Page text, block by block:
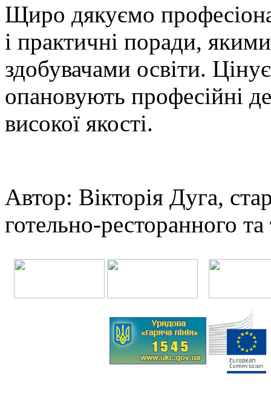
Щиро дякуємо
і практичні поради,
здобувачами освіти.
опановують професійні
високої якості.
Автор: Вікторія Дуга,
готельно-ресторанного